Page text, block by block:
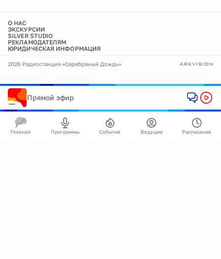
О НАС
ЭКСКУРСИИ
SILVER STUDIO
РЕКЛАМОДАТЕЛЯМ
ЮРИДИЧЕСКАЯ ИНФОРМАЦИЯ
2026 Радиостанция «Серебряный Дождь»
Прямой эфир
Главная Программы События Ведущие Расписание